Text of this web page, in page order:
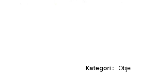
Kategori : Obje